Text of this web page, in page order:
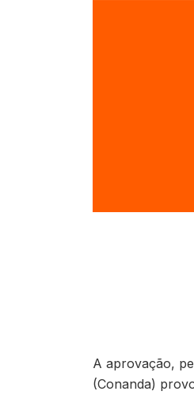
A aprovação,
(Conanda)